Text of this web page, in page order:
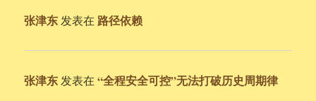
张津东 发表在 路径依赖
张津东 发表在“全程安全可控”无法打破历史周期律